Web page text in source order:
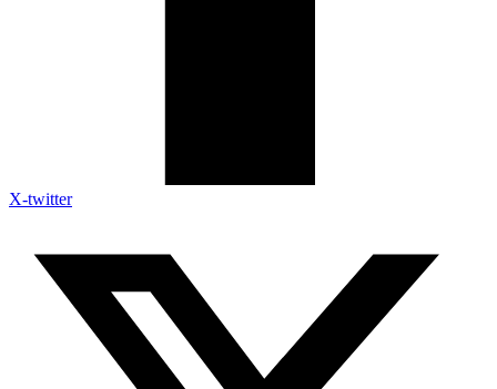
X-twitter